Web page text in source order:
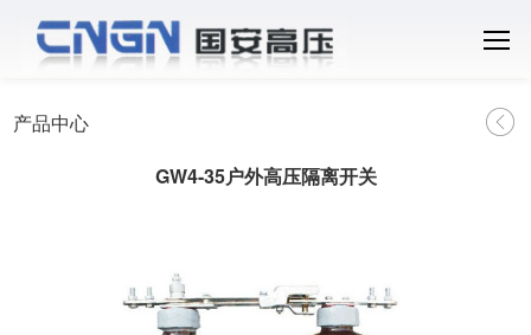
产品中心
GW4-35户外高压隔离开关